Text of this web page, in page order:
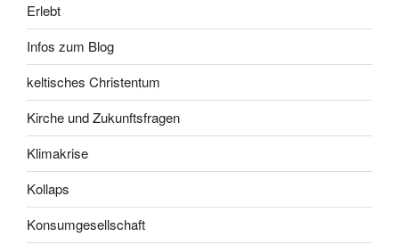
Erlebt
Infos zum Blog
keltisches Christentum
Kirche und Zukunftsfragen
Klimakrise
Kollaps
Konsumgesellschaft